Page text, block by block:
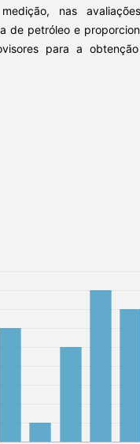
nas
de petróleo e
para a